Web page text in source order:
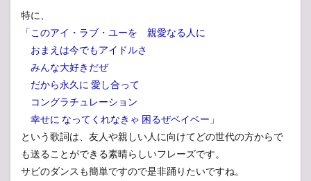
特に、
「このアイ・ラブ・ユーを 親愛なる人に
おまえは今でもアイドルさ
みんな大好きだぜ
だから永久に 愛し合って
コングラチュレーション
幸せに なってくれなきゃ 困るぜベイベー」
という歌詞は、友人や親しい人に向けてどの世代の方からで
も送ることができる素晴らしいフレーズです。
サビのダンスも簡単ですので是非踊りたいですね。